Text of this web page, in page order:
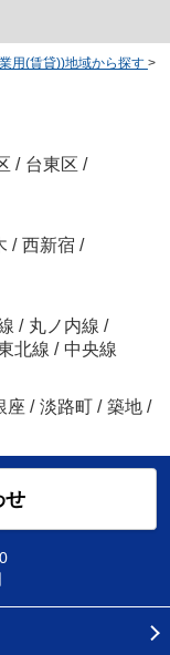
用(賃貸))地域から探す >
/ 台東区 /
/ 西新宿 /
/ 丸ノ内線 /
北線 / 中央線
座 / 淡路町 / 築地 /
せ